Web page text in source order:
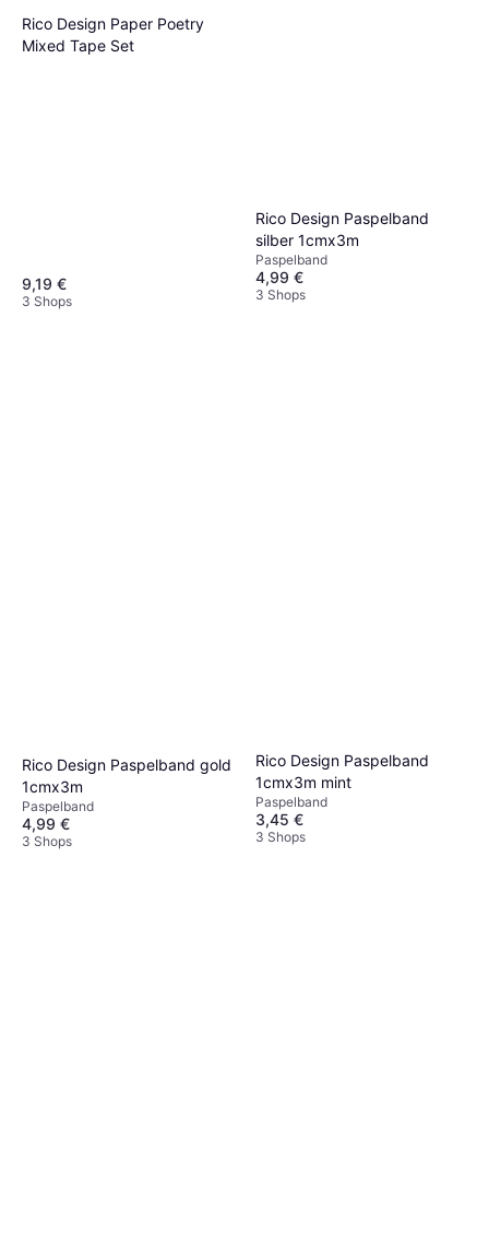
Rico Design Paper Poetry
Mixed Tape Set
9,19 €
3 Shops
Rico Design Paspelband
silber 1cmx3m
Paspelband
4,99 €
3 Shops
Rico Design Paspelband gold
1cmx3m
Paspelband
4,99 €
3 Shops
Rico Design Paspelband
1cmx3m mint
Paspelband
3,45 €
3 Shops